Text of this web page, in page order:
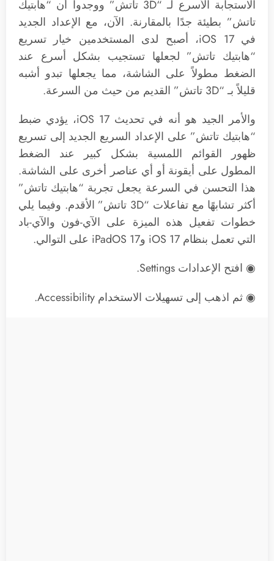
الاستجابة الأسرع لـ “3D تاتش” ووجدوا أن “هابتيك
تاتش” بطيئة جدًا بالمقارنة. الآن، مع الإعداد الجديد
في iOS 17، أصبح لدى المستخدمين خيار تسريع
“هابتيك تاتش” لجعلها تستجيب بشكل أسرع عند
الضغط مطولاً على الشاشة، مما يجعلها تبدو أشبه
قليلاً بـ “3D تاتش” القديم من حيث من السرعة.
والأمر الجيد هو أنه في تحديث iOS 17، يؤدي ضبط
“هابتيك تاتش” على الإعداد السريع الجديد إلى تسريع
ظهور القوائم اللمسية بشكل كبير عند الضغط
المطول على أيقونة أو أي عناصر أخرى على الشاشة.
هذا التحسن في السرعة يجعل تجربة “هابتيك تاتش”
أكثر تشابهًا مع تفاعلات “3D تاتش” الأقدم. وفيما يلي
خطوات تفعيل هذه الميزة على الآي-فون والآي-باد
التي تعمل بنظام iOS 17 وiPadOS 17 على التوالي.
◉ افتح الإعدادات Settings.
◉ ثم اذهب إلى تسهيلات الاستخدام Accessibility.